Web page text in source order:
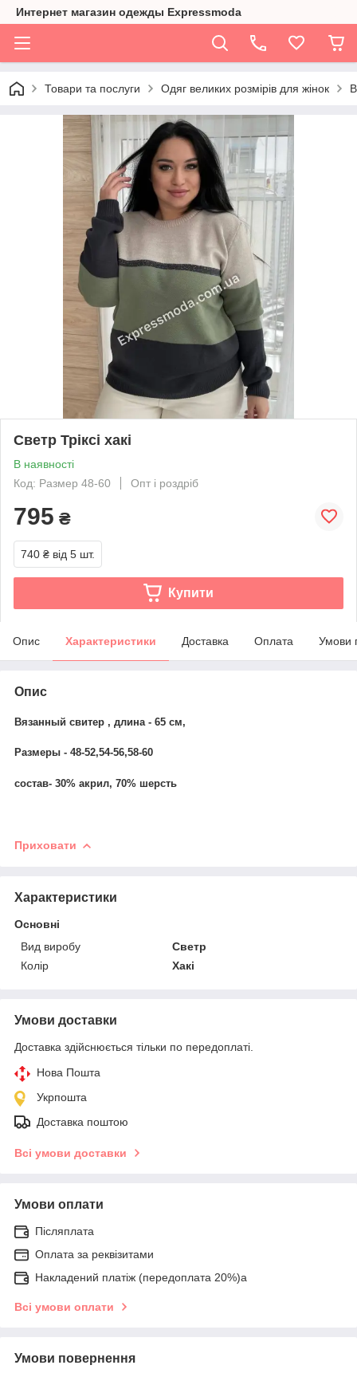
Интернет магазин одежды Expressmoda
Товари та послуги Одяг великих розмірів для жінок
Светр Тріксі хакі
В наявності
Код: Размер 48-60
Опт і роздріб
795 ₴
740 ₴ від 5 шт.
Купити
Опис Характеристики Доставка Оплата Умови
Опис
Вязанный свитер , длина - 65 см,
Размеры - 48-52,54-56,58-60
состав- 30% акрил, 70% шерсть
Приховати
Характеристики
Основні
Вид виробу
Светр
Колір
Хакі
Умови доставки
Доставка здійснюється тільки по передоплаті.
Нова Пошта
Укрпошта
Доставка поштою
Всі умови доставки
Умови оплати
Післяплата
Оплата за реквізитами
Накладений платіж (передоплата 20%)а
Всі умови оплати
Умови повернення